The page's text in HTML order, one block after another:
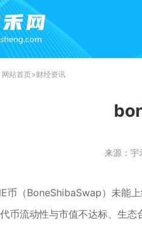
网站首页>财经资讯
来源：宇
币（BoneShibaSwap）未能
代币流动性与市值不达标、生